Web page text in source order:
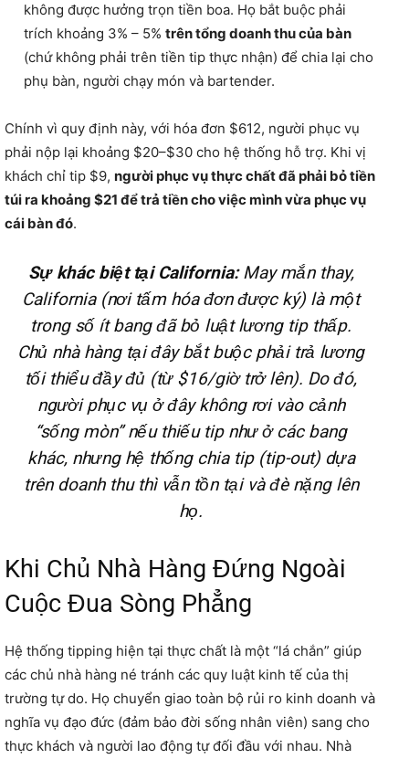
không được hưởng trọn tiền boa. Họ bắt buộc phải
trích khoảng 3% – 5% trên tổng doanh thu của bàn
(chứ không phải trên tiền tip thực nhận) để chia lại cho
phụ bàn, người chạy món và bartender.
Chính vì quy định này, với hóa đơn $612, người phục vụ
phải nộp lại khoảng $20–$30 cho hệ thống hỗ trợ. Khi vị
khách chỉ tip $9, người phục vụ thực chất đã phải bỏ tiền
túi ra khoảng $21 để trả tiền cho việc mình vừa phục vụ
cái bàn đó.
Sự khác biệt tại California:May mắn thay,
California (nơi tấm hóa đơn được ký) là một
trong số ít bang đã bỏ luật lương tip thấp.
Chủ nhà hàng tại đây bắt buộc phải trả lương
tối thiểu đầy đủ (từ $16/giờ trở lên). Do đó,
người phục vụ ở đây không rơi vào cảnh
“sống mòn” nếu thiếu tip như ở các bang
khác, nhưng hệ thống chia tip (tip-out) dựa
trên doanh thu thì vẫn tồn tại và đè nặng lên
họ.
Khi Chủ Nhà Hàng Đứng Ngoài
Cuộc Đua Sòng Phẳng
Hệ thống tipping hiện tại thực chất là một “lá chắn” giúp
các chủ nhà hàng né tránh các quy luật kinh tế của thị
trường tự do. Họ chuyển giao toàn bộ rủi ro kinh doanh và
nghĩa vụ đạo đức (đảm bảo đời sống nhân viên) sang cho
thực khách và người lao động tự đối đầu với nhau. Nhà